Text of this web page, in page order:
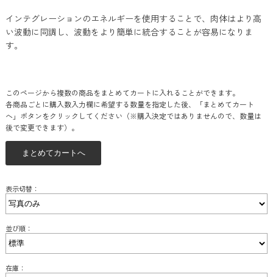
インテグレーションのエネルギーを使用することで、肉体はより高
い波動に同調し、波動をより簡単に統合することが容易になりま
す。
このページから複数の商品をまとめてカートに入れることができます。
各商品ごとに購入数入力欄に希望する数量を指定した後、「まとめてカート
へ」ボタンをクリックしてください（※購入決定ではありませんので、数量は
後で変更できます）。
表示切替：
並び順：
在庫：